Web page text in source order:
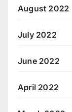
August 2022
July 2022
June 2022
April 2022